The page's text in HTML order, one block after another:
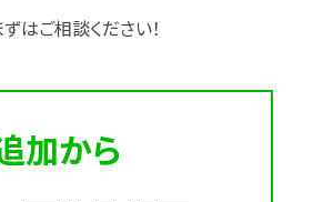
はご相談ください！
加から